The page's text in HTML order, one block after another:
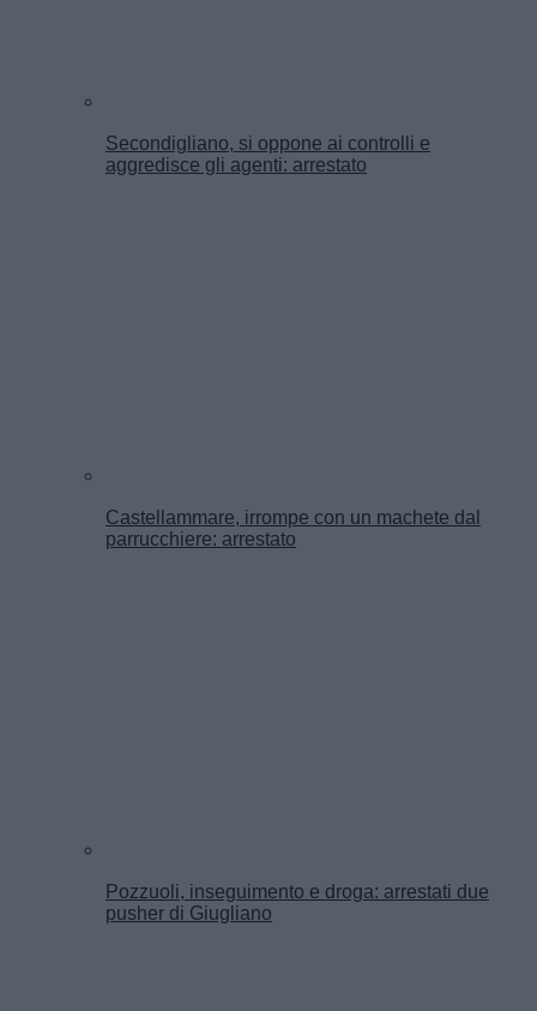
Secondigliano, si oppone ai controlli e
aggredisce gli agenti: arrestato
Castellammare, irrompe con un machete dal
parrucchiere: arrestato
Pozzuoli, inseguimento e droga: arrestati due
pusher di Giugliano